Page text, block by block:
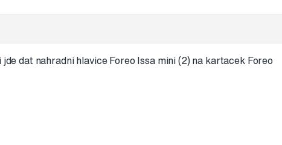
dat nahradni hlavice Foreo Issa mini (2) na kartacek Foreo